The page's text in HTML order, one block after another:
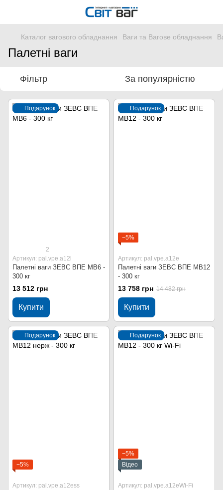
Каталог вагового обладнання Ваги та Вагове обладнання
Палетні ваги
Фільтр За популярністю
Подарунок
2
Артикул: pal.vpe.a12l
Палетні ваги ЗЕВС ВПЕ МВ6 -
300 кг
13 512 грн
Купити
Подарунок
−5%
Артикул: pal.vpe.a12e
Палетні ваги ЗЕВС ВПЕ МВ12
- 300 кг
13 758 грн 14 482 грн
Купити
Подарунок
−5%
Артикул: pal.vpe.a12ess
Подарунок
−5%
Відео
Артикул: pal.vpe.a12eWi-Fi